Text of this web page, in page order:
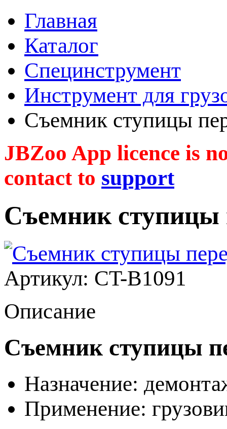
Главная
Каталог
Специнструмент
Инструмент для
Съемник ступицы
JBZoo App licence is
contact to support
Съемник ступицы
Артикул: CT-B1091
Описание
Съемник ступицы
Назначение:
Применение: